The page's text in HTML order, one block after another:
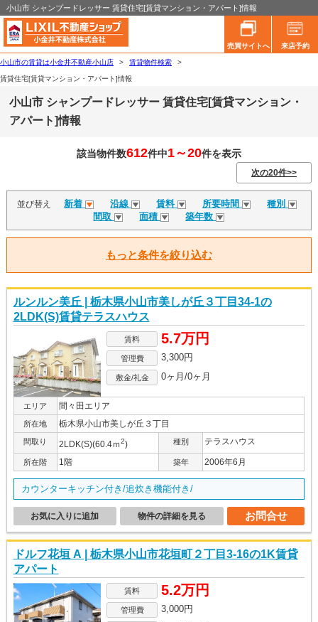
小山市 シャンプードレッサー 賃貸住宅[賃貸マンション・アパート]情報
売買サイトへ 来店予約
小山市の賃貸は小金井不動産小山店 > 賃貸物件検索 >
賃貸住宅[賃貸マンション・アパート]情報
小山市 シャンプードレッサー 賃貸住宅[賃貸マンション・
アパート]情報
該当物件数612件中1～20件を表示
次の20件>>
並び替え 新着 沿線 賃料 所要時間
種別
間取
面積 築年数
もっと条件を絞り込む
ルンルン美丘 | 栃木県小山市美しが丘３丁目34-1の
2LDK(S)賃貸テラスハウス
賃料 5.7万円
管理費 3,300円
敷金/礼金 0ヶ月/0ヶ月
エリア 間々田エリア
所在地 栃木県小山市美しが丘３丁目
間取り 2LDK(S)(60.4ｍ2) 種別 テラスハウス
所在階 1階 築年 2006年6月
カウンターキッチン付き/追炊き機能付き/
お問合せ
物件の詳細を見る
お気に入りに追加
ドルフ花垣 A | 栃木県小山市花垣町２丁目3-16の1K賃貸
アパート
賃料 5.2万円
管理費 3,000円